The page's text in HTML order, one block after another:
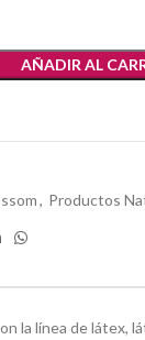
AÑADIR AL
, Productos
la línea de látex,